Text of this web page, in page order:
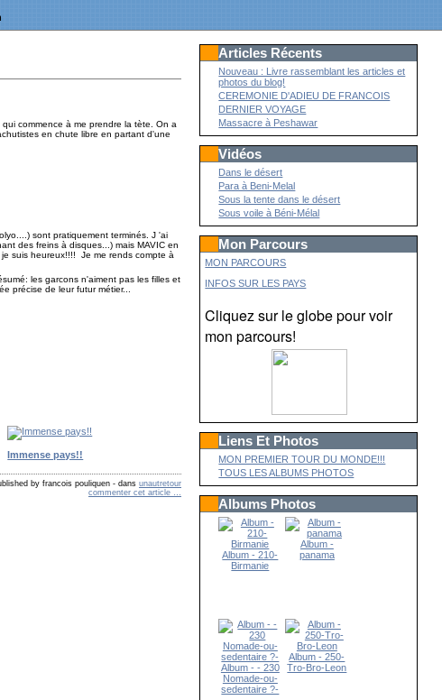
commence à me prendre la tète. On a
en chute libre en partant d'une
sont pratiquement terminés. J 'ai
des freins à disques...) mais MAVIC en
suis heureux!!!! Je me rends compte à
les garcons n'aiment pas les filles et
précise de leur futur métier...
Immense pays!!
by francois pouliquen - dansunautretour
commenter cet article
Articles Récents
Nouveau : Livre rassemblant les articles et
photos du blog!
CEREMONIE D'ADIEU DE FRANCOIS
DERNIER VOYAGE
Massacre à Peshawar
Vidéos
Dans le désert
Para à Beni-Melal
Sous la tente dans le désert
Sous voile à Béni-Mélal
Mon Parcours
MON PARCOURS
INFOS SUR LES PAYS
Cliquez sur le globe pour voir
mon parcours!
Liens Et Photos
MON PREMIER TOUR DU MONDE!!!
TOUS LES ALBUMS PHOTOS
Albums Photos
Album - 210-
Birmanie
Album -
panama
Album - - 230
Nomade-ou-
sedentaire ?-
Album - 250-
Tro-Bro-Leon